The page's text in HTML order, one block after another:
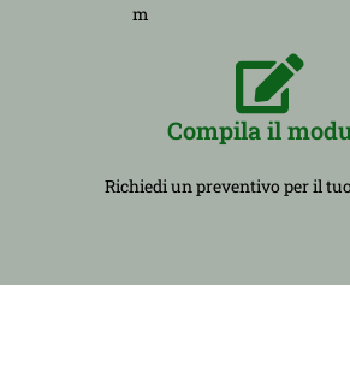
m
Compila il
Richiedi un preventivo per il